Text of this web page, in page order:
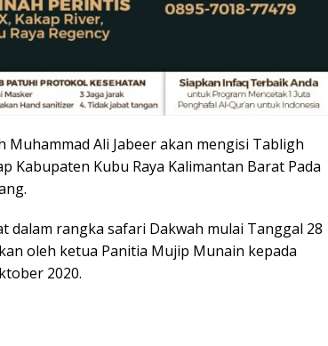
Muhammad Ali Jabeer akan mengisi Tabligh
Kabupaten Kubu Raya Kalimantan Barat Pada
dalam rangka safari Dakwah mulai Tanggal 28
oleh ketua Panitia Mujip Munain kepada
2020.